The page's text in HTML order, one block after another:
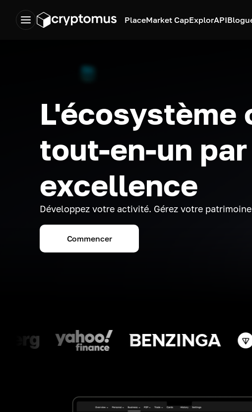
PlaceMarket CapExplorAPI
L'écosystème
tout-en-un par
excellence
Développez votre activité. Gérez votre patrimoine
Commencer